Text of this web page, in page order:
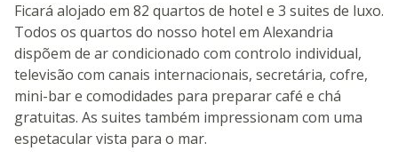
Ficará alojado em 82 quartos de hotel e 3 suites de luxo.
Todos os quartos do nosso hotel em Alexandria
dispõem de ar condicionado com controlo individual,
televisão com canais internacionais, secretária, cofre,
mini-bar e comodidades para preparar café e chá
gratuitas. As suites também impressionam com uma
espetacular vista para o mar.